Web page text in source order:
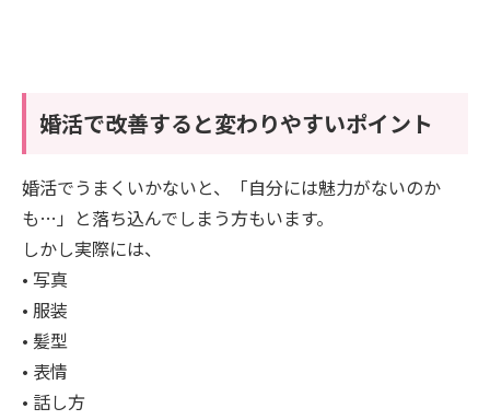
婚活で改善すると変わりやすいポイント
婚活でうまくいかないと、「自分には魅力がないのか
も…」と落ち込んでしまう方もいます。
しかし実際には、
• 写真
• 服装
• 髪型
• 表情
• 話し方